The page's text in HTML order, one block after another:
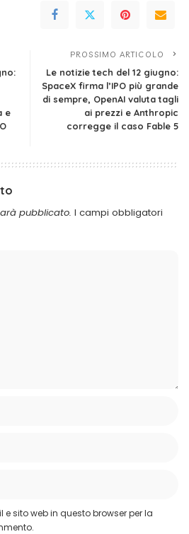
e
PROSSIMO ARTICOLO
Le notizie tech del 12 giugno:
SpaceX firma l’IPO più grande
di sempre, OpenAI valuta tagli
ai prezzi e Anthropic
corregge il caso Fable 5
pubblicato. I campi obbligatori
sito web in questo browser per la